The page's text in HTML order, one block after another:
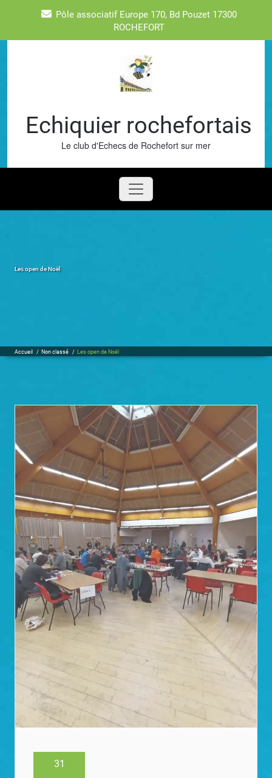
Pôle associatif Europe 170, Bd Pouzet 17300
ROCHEFORT
Echiquier rochefortais
Le club d'Echecs de Rochefort sur mer
Les open de Noël
Accueil / Non classé / Les open de Noël
31